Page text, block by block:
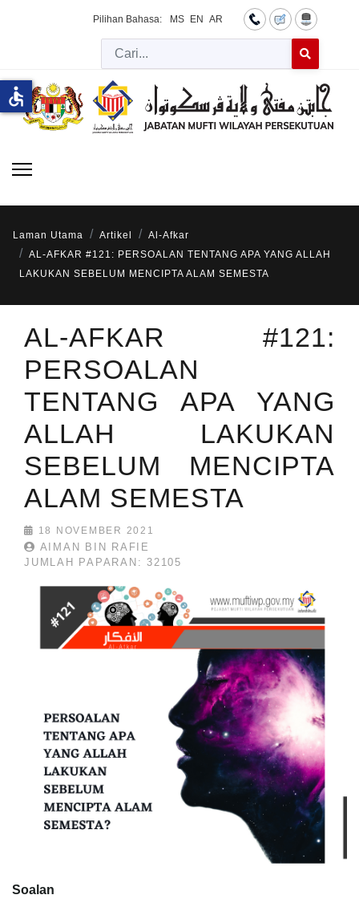
Pilihan Bahasa: MS EN AR
Cari
Laman Utama Artikel
Al-Afkar
AL-AFKAR #121: PERSOALAN TENTANG APA YANG ALLAH
LAKUKAN SEBELUM MENCIPTA ALAM SEMESTA
AL-AFKAR #121:
PERSOALAN
TENTANG APA YANG
ALLAH LAKUKAN
SEBELUM MENCIPTA
ALAM SEMESTA
18 NOVEMBER 2021
AIMAN BIN RAFIE
JUMLAH PAPARAN: 32105
Soalan
accessible